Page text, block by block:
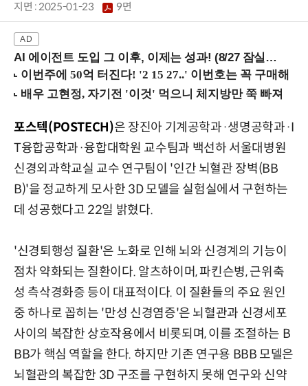
지면 :2025-01-23 9면
AI 에이전트 도입 그 이후, 이제는 성과! (8/27 잠실역)
포스텍(POSTECH)은 장진아 기계공학과·생명공학과·I
T융합공학과·융합대학원 교수팀과 백선하 서울대병원
신경외과학교실 교수 연구팀이 '인간 뇌혈관 장벽(BB
B)'을 정교하게 모사한 3D 모델을 실험실에서 구현하는
데 성공했다고 22일 밝혔다.
'신경퇴행성 질환'은 노화로 인해 뇌와 신경계의 기능이
점차 약화되는 질환이다. 알츠하이머, 파킨슨병, 근위축
성 측삭경화증 등이 대표적이다. 이 질환들의 주요 원인
중 하나로 꼽히는 '만성 신경염증'은 뇌혈관과 신경세포
사이의 복잡한 상호작용에서 비롯되며, 이를 조절하는 B
BB가 핵심 역할을 한다. 하지만 기존 연구용 BBB 모델은
뇌혈관의 복잡한 3D 구조를 구현하지 못해 연구와 신약